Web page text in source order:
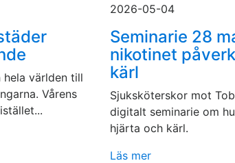
hela världen till
Vårens
2026-05-04
Seminarie 28
nikotinet
kärl
Sjuksköterskor mot
digitalt seminarie om
hjärta och kärl.
Läs mer